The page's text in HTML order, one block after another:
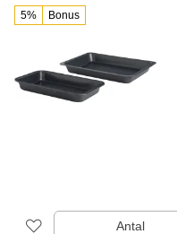
5% Bonus
Antal